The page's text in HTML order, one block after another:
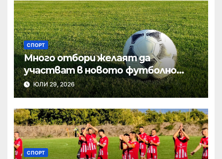
СПОРТ
Много отбори желаят да
участват в новото футболно
първенство в Шумен
ЮЛИ 29, 2026
СПОРТ